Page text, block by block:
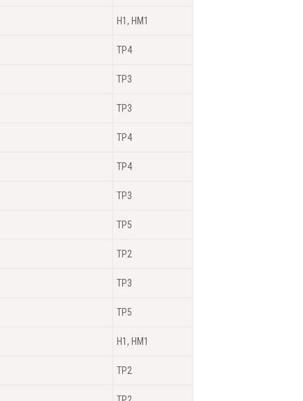
H1, HM1
TP4
TP3
TP3
TP4
TP4
TP3
TP5
TP2
TP3
TP5
H1, HM1
TP2